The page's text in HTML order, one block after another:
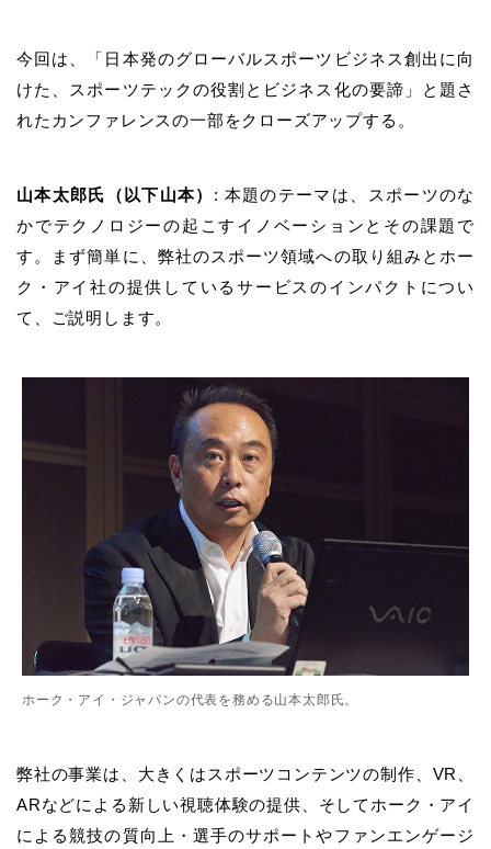
今回は、「日本発のグローバルスポーツビジネス創出に向
けた、スポーツテックの役割とビジネス化の要諦」と題さ
れたカンファレンスの一部をクローズアップする。
山本太郎氏（以下山本） : 本題のテーマは、スポーツのな
かでテクノロジーの起こすイノベーションとその課題で
す。まず簡単に、弊社のスポーツ領域への取り組みとホー
ク・アイ社の提供しているサービスのインパクトについ
て、ご説明します。
ホーク・アイ・ジャパンの代表を務める山本太郎氏。
弊社の事業は、大きくはスポーツコンテンツの制作、VR、
ARなどによる新しい視聴体験の提供、そしてホーク・アイ
による競技の質向上・選手のサポートやファンエンゲージ